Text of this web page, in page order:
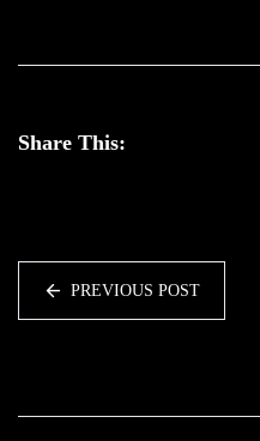
Share This:
PREVIOUS POST